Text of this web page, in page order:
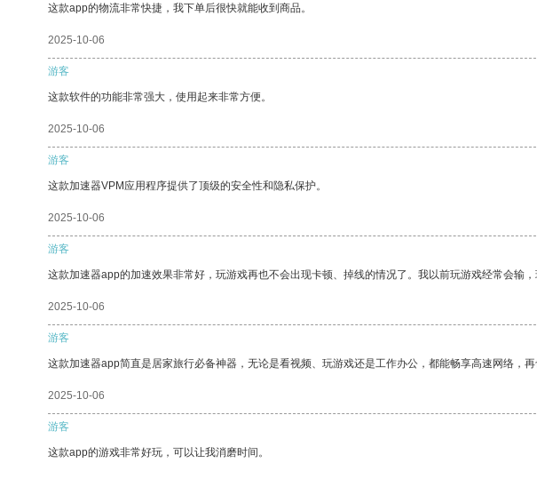
这款app的物流非常快捷，我下单后很快就能收到商品。
2025-10-06
游客
这款软件的功能非常强大，使用起来非常方便。
2025-10-06
游客
这款加速器VPM应用程序提供了顶级的安全性和隐私保护。
2025-10-06
游客
这款加速器app的加速效果非常好，玩游戏再也不会出现卡顿、掉线的情况了。我以前玩游戏经常会输
2025-10-06
游客
这款加速器app简直是居家旅行必备神器，无论是看视频、玩游戏还是工作办公，都能畅享高速网络，
2025-10-06
游客
这款app的游戏非常好玩，可以让我消磨时间。